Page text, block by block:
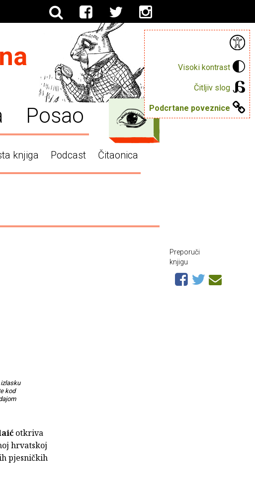
Visoki kontrast
Čitljiv slog
Podcrtane poveznice
Posao
knjiga Podcast Čitaonica
kod
otkriva
hrvatskoj
pjesničkih
Preporuči
knjigu